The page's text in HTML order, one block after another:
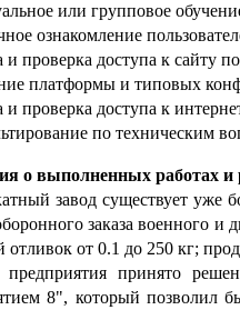
или групповое
ознакомление
проверка доступа к сайту
платформы и типовых
и проверка доступа к
по техническим
о выполненных работах и
завод cуществует уже
заказа военного
отливок от 0.1 до 250 кг;
принято
8", который позволил